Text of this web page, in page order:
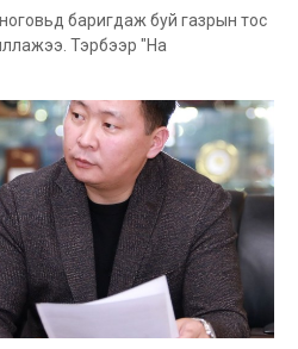
баригдаж буй газрын тос
Тэрбээр "На